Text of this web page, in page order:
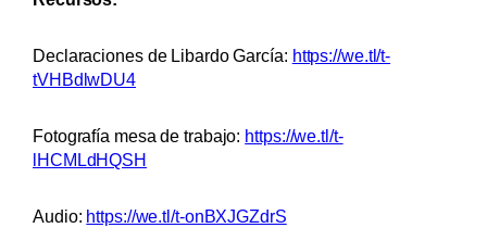
Declaraciones de Libardo García: https://we.tl/t-
tVHBdlwDU4
Fotografía mesa de trabajo: https://we.tl/t-
lHCMLdHQSH
Audio: https://we.tl/t-onBXJGZdrS